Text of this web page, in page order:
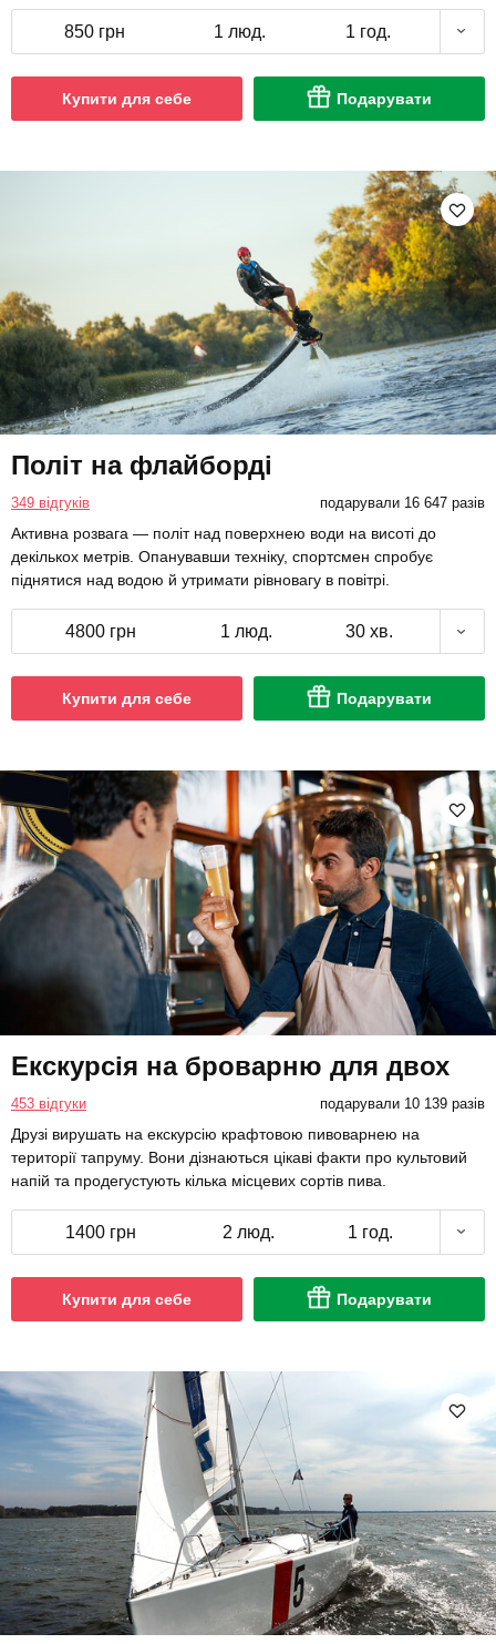
850 грн 1 люд. 1 год.
Купити для себе Подарувати
Політ на флайборді
349 відгуків подарували 16 647 разів
Активна розвага — політ над поверхнею води на висоті до
декількох метрів. Опанувавши техніку, спортсмен спробує
піднятися над водою й утримати рівновагу в повітрі.
4800 грн 1 люд. 30 хв.
Купити для себе Подарувати
Екскурсія на броварню для двох
453 відгуки подарували 10 139 разів
Друзі вирушать на екскурсію крафтовою пивоварнею на
території тапруму. Вони дізнаються цікаві факти про культовий
напій та продегустують кілька місцевих сортів пива.
1400 грн 2 люд. 1 год.
Купити для себе Подарувати